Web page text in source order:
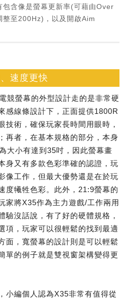
含像是螢幕更新率(可藉由Over
至200Hz)，以及開啟Aim
速度更快
競螢幕的外型設計走的是非常硬
感線條設計下，正面提供1800R
技術，確保玩家長時間用眼時，
再者，在基本規格的部分，本身
大小有達到35吋，因此螢幕畫
身又有多款色彩準確的認證，玩
像工作，但最大優勢還是在於玩
度犧牲色彩。此外，21:9螢幕的
家將X35作為主力遊戲/工作兩用
驗沒話說，有了好的硬體規格，
項，玩家可以很輕鬆的找到最適
面，寬螢幕的設計則是可以輕鬆
單的例子就是雙視窗架構變得更
小編個人認為X35非常有值得從